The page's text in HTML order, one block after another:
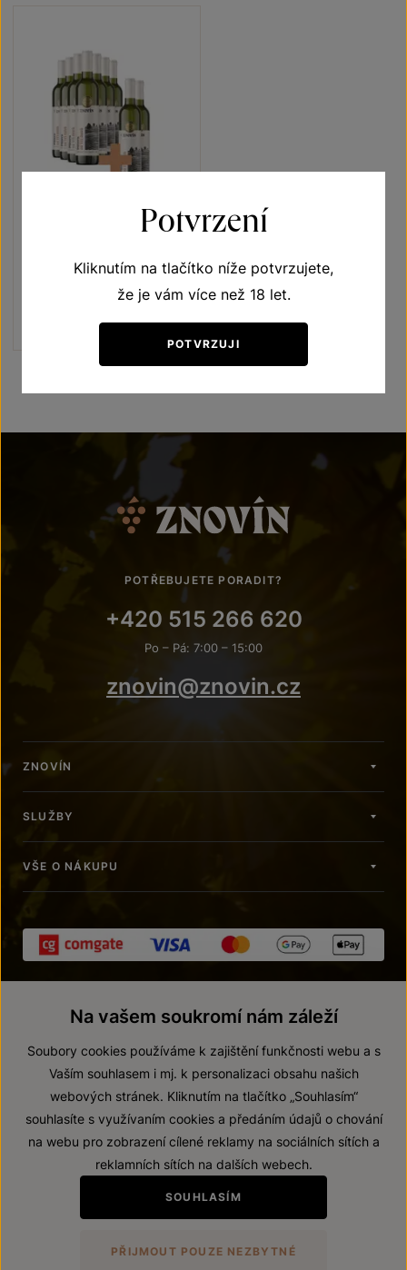
Terroir - toulky vinicemi
výběr z hroznů 2021
1 440 Kč
POTŘEBUJETE PORADIT?
+420 515 266 620
Po – Pá: 7:00 – 15:00
znovin@znovin.cz
ZNOVÍN
SLUŽBY
VŠE O NÁKUPU
© 2026 ZNOVÍN ZNOJMO, a. s.
Prohlášení o přístupnosti
Zákaz prodeje alkoholických nápojů osobám mladším 18 let.
VytvořilwebProgress
Potvrzení
Kliknutím na tlačítko níže potvrzujete,
že je vám více než 18 let.
POTVRZUJI
Na vašem soukromí nám záleží
Soubory cookies používáme k zajištění funkčnosti webu a s
Vaším souhlasem i mj. k personalizaci obsahu našich
webových stránek. Kliknutím na tlačítko „Souhlasím“
souhlasíte s využívaním cookies a předáním údajů o chování
na webu pro zobrazení cílené reklamy na sociálních sítích a
reklamních sítích na dalších webech.
SOUHLASÍM
PŘIJMOUT POUZE NEZBYTNÉ